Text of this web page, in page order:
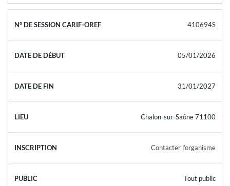
410694S
05/01/2026
31/01/2027
Chalon-sur-Saône 71100
Contacter l’organisme
Tout public